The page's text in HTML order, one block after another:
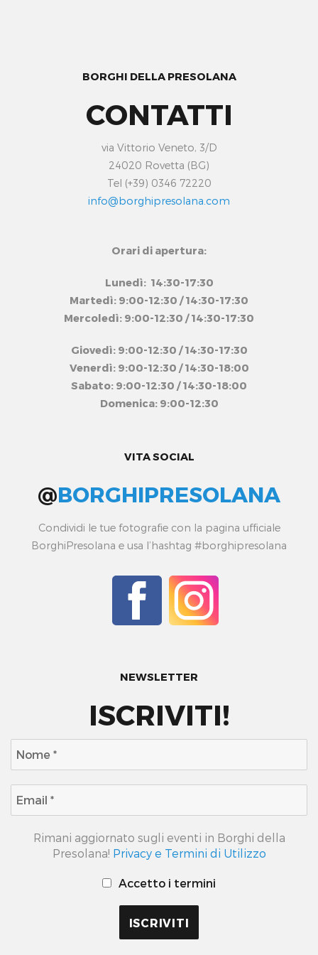
BORGHI DELLA PRESOLANA
CONTATTI
via Vittorio Veneto, 3/D
24020 Rovetta (BG)
Tel (+39) 0346 72220
info@borghipresolana.com
Orari di apertura:
Lunedì: 14:30-17:30
Martedì: 9:00-12:30 / 14:30-17:30
Mercoledì: 9:00-12:30 / 14:30-17:30
Giovedì: 9:00-12:30 / 14:30-17:30
Venerdì: 9:00-12:30 / 14:30-18:00
Sabato: 9:00-12:30 / 14:30-18:00
Domenica: 9:00-12:30
VITA SOCIAL
@BORGHIPRESOLANA
Condividi le tue fotografie con la pagina ufficiale
BorghiPresolana e usa l’hashtag #borghipresolana
NEWSLETTER
ISCRIVITI!
Rimani aggiornato sugli eventi in Borghi della
Presolana! Privacy e Termini di Utilizzo
Accetto i termini